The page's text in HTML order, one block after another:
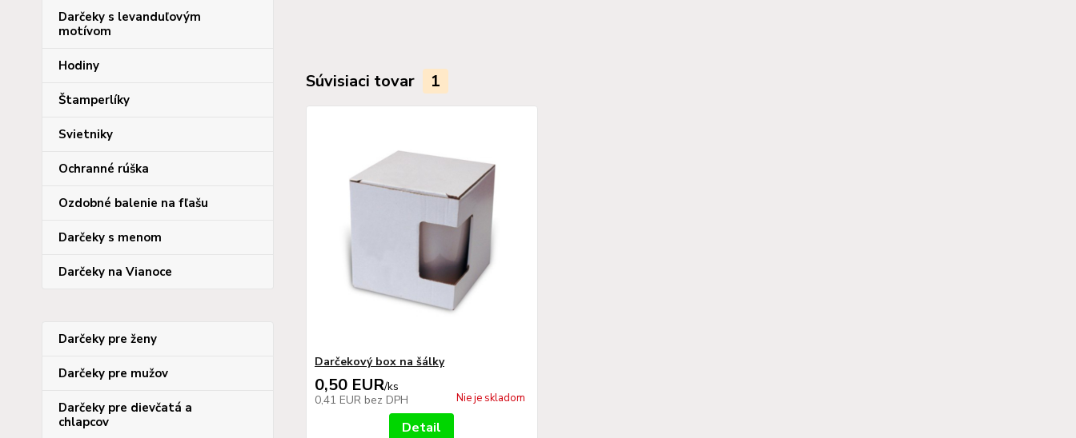
Darčeky s levanduľovým
motívom
Hodiny
Štamperlíky
Svietniky
Ochranné rúška
Ozdobné balenie na fľašu
Darčeky s menom
Darčeky na Vianoce
Darčeky pre ženy
Darčeky pre mužov
Darčeky pre dievčatá a
chlapcov
Súvisiaci tovar 1
Darčekový box na šálky
0,50 EUR/ks
0,41 EUR bez DPH Nie je skladom
Detail